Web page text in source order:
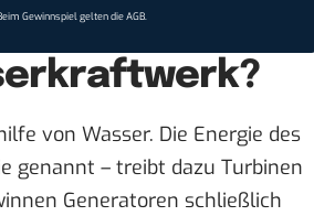
Gewinnspiel gelten dieAGB.
von Wasser. Die Energie des
genannt – treibt dazu Turbinen
Generatoren schließlich